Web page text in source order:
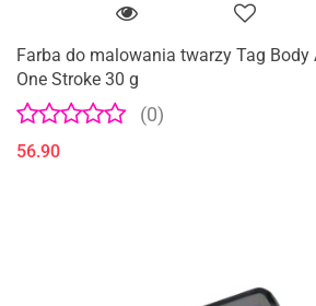
Farba do malowania twarzy Tag Body
One Stroke 30 g
(0)
56.90